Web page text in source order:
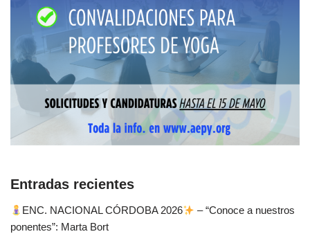
Entradas recientes
ENC. NACIONAL CÓRDOBA 2026
– “Conoce a nuestros
ponentes”: Marta Bort